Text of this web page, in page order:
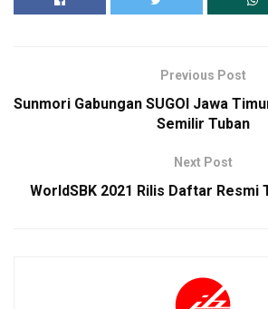
Previous Post
Sunmori Gabungan SUGOI Jawa
Semilir Tuban
Next Post
WorldSBK 2021 Rilis Daftar Resmi